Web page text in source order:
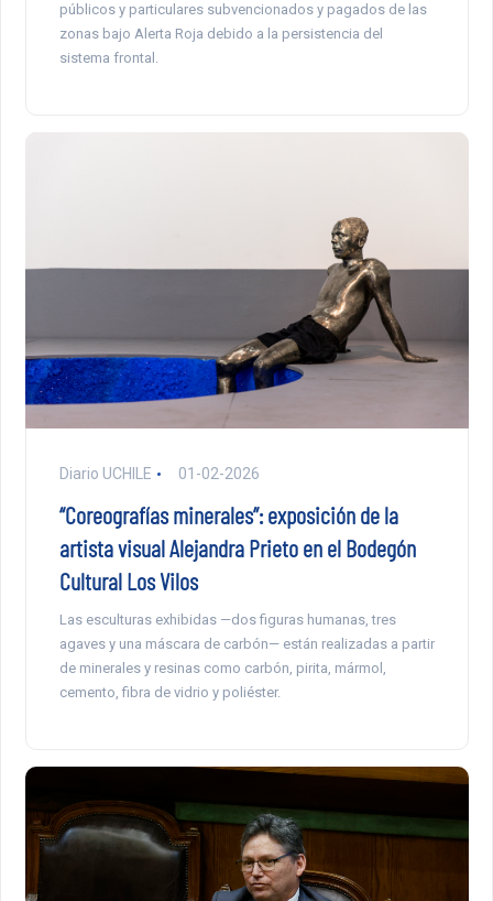
públicos y particulares subvencionados y pagados de las
zonas bajo Alerta Roja debido a la persistencia del
sistema frontal.
Diario UCHILE 01-02-2026
“Coreografías minerales”: exposición de la
artista visual Alejandra Prieto en el Bodegón
Cultural Los Vilos
Las esculturas exhibidas —dos figuras humanas, tres
agaves y una máscara de carbón— están realizadas a partir
de minerales y resinas como carbón, pirita, mármol,
cemento, fibra de vidrio y poliéster.